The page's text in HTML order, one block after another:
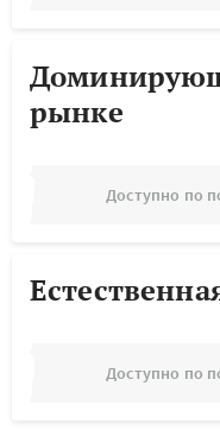
рынке
Доступно по
Доступно по